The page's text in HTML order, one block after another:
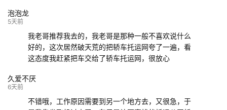
泡泡龙
5天前
我老哥推荐我去的，我老哥是那种一般不喜欢说什么
好的，这次居然破天荒的把轿车托运网夸了一遍，看
这态度我赶紧把车交给了轿车托运网，很放心
久爱不厌
6天前
不错哦，工作原因需要到另一个地方去，又很急，于